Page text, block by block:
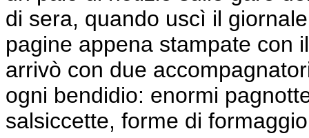
di sera, quando uscì il
pagine appena stampate con
arrivò con due
ogni bendidio: enormi
salsiccette, forme di